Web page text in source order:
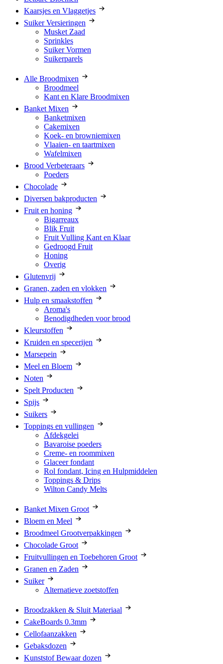
Kaarsjes en Vlaggetjes
Suiker Versieringen
Musket Zaad
Sprinkles
Suiker Vormen
Suikerparels
Alle Broodmixen
Broodmeel
Kant en Klare Broodmixen
Banket Mixen
Banketmixen
Cakemixen
Koek- en browniemixen
Vlaaien- en taartmixen
Wafelmixen
Brood Verbeteraars
Poeders
Chocolade
Diversen bakproducten
Fruit en honing
Bigarreaux
Blik Fruit
Fruit Vulling Kant en Klaar
Gedroogd Fruit
Honing
Overig
Glutenvrij
Granen, zaden en vlokken
Hulp en smaakstoffen
Aroma's
Benodigdheden voor brood
Kleurstoffen
Kruiden en specerijen
Marsepein
Meel en Bloem
Noten
Spelt Producten
Spijs
Suikers
Toppings en vullingen
Afdekgelei
Bavaroise poeders
Creme- en roommixen
Glaceer fondant
Rol fondant, Icing en Hulpmiddelen
Toppings & Drips
Wilton Candy Melts
Banket Mixen Groot
Bloem en Meel
Broodmeel Grootverpakkingen
Chocolade Groot
Fruitvullingen en Toebehoren Groot
Granen en Zaden
Suiker
Alternatieve zoetstoffen
Broodzakken & Sluit Materiaal
CakeBoards 0.3mm
Cellofaanzakken
Gebaksdozen
Kunststof Bewaar dozen